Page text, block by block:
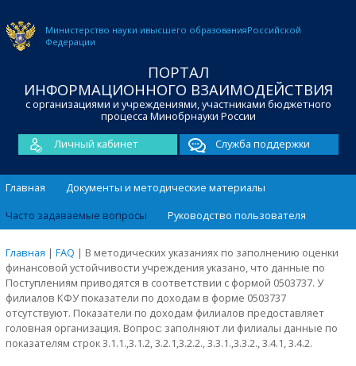
Министерство науки ивысшего образованияРоссийской
Федерации
ПОРТАЛ
ИНФОРМАЦИОННОГО ВЗАИМОДЕЙСТВИЯ
с организациями и учреждениями, участниками бюджетного
процесса Минобрнауки России
Личный кабинет
Служба поддержки
Главная
Документы и методические материалы
Часто задаваемые вопросы
Руководство пользователя
Главная | FAQ | В методических указаниях по заполнению оценки
финансовой устойчивости учреждения указано, что данные по
Поступлениям приводятся в соответствии с формой 0503737. У
филиалов КФУ показатели по доходам в форме 0503737
отсутствуют. Показатели по доходам филиалов предоставляет
головная организация. Вопрос: заполняют ли филиалы данные по
показателям строк 3.1.1.,3.1.2, 3.2.1,3.2.2., 3.3.1.,3.3.2., 3.4.1, 3.4.2.